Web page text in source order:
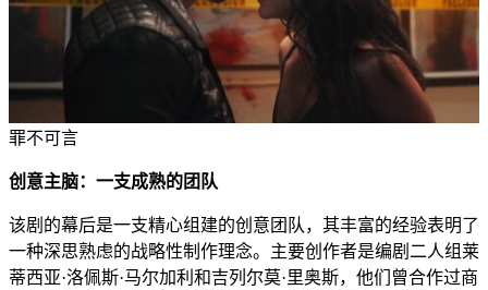
罪不可言
创意主脑：一支成熟的团队
该剧的幕后是一支精心组建的创意团队，其丰富的经验表明了
一种深思熟虑的战略性制作理念。主要创作者是编剧二人组莱
蒂西亚·洛佩斯·马尔加利和吉列尔莫·里奥斯，他们曾合作过商